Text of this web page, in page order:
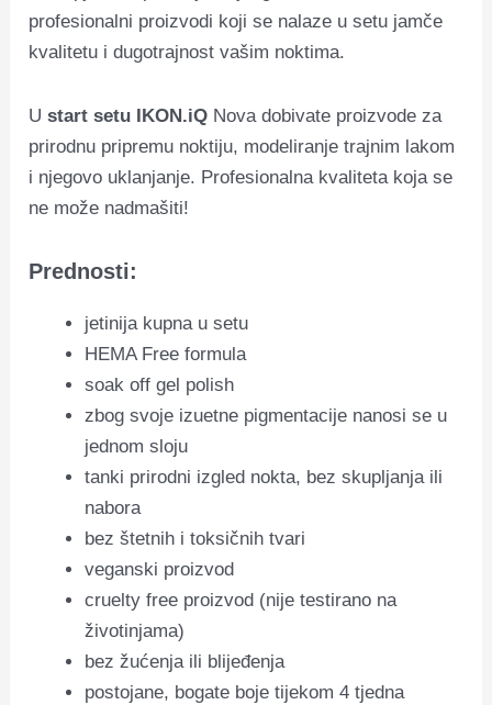
profesionalni proizvodi koji se nalaze u setu jamče
kvalitetu i dugotrajnost vašim noktima.
Ustart setu IKON.iQ Nova dobivate proizvode za
prirodnu pripremu noktiju, modeliranje trajnim lakom
i njegovo uklanjanje. Profesionalna kvaliteta koja se
ne može nadmašiti!
Prednosti:
jetinija kupna u setu
HEMA Free formula
soak off gel polish
zbog svoje izuetne pigmentacije nanosi se u
jednom sloju
tanki prirodni izgled nokta, bez skupljanja ili
nabora
bez štetnih i toksičnih tvari
veganski proizvod
cruelty free proizvod (nije testirano na
životinjama)
bez žućenja ili blijeđenja
postojane, bogate boje tijekom 4 tjedna